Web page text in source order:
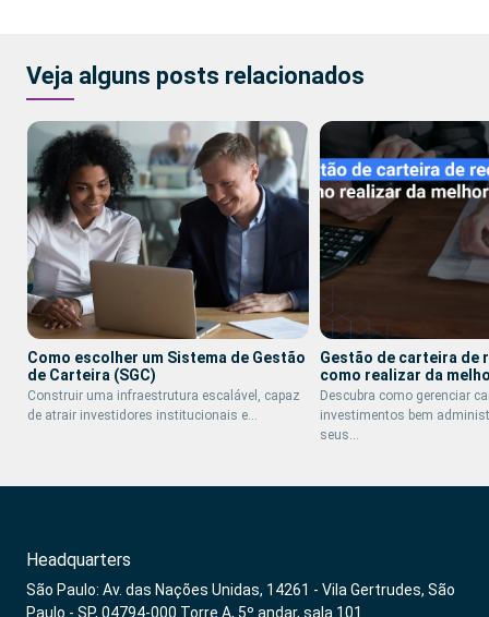
Veja alguns posts relacionados
Como escolher um Sistema de Gestão
de Carteira (SGC)
Construir uma infraestrutura escalável, capaz
de atrair investidores institucionais e…
Gestão de carteira de
como realizar da
Descubra como gerenciar
investimentos bem
seus…
Headquarters
São Paulo: Av. das Nações Unidas, 14261 - Vila Gertrudes, São
Paulo - SP, 04794-000 Torre A, 5º andar, sala 101